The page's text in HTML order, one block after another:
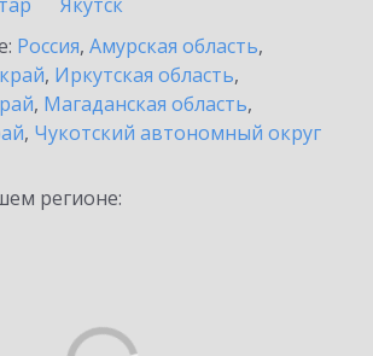
Россия, Амурская область,
, Иркутская область,
, Магаданская область,
, Чукотский автономный округ
регионе: